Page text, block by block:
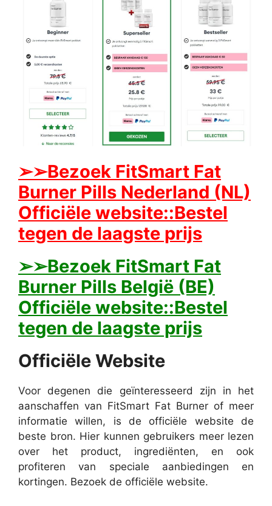
➢➢Bezoek FitSmart Fat
Burner Pills Nederland (NL)
Officiële website::Bestel
tegen de laagste prijs
➢➢Bezoek FitSmart Fat
Burner Pills België (BE)
Officiële website::Bestel
tegen de laagste prijs
Officiële Website
Voor degenen die geïnteresseerd zijn in het
aanschaffen van FitSmart Fat Burner of meer
informatie willen, is de officiële website de
beste bron. Hier kunnen gebruikers meer lezen
over het product, ingrediënten, en ook
profiteren van speciale aanbiedingen en
kortingen. Bezoek de officiële website.